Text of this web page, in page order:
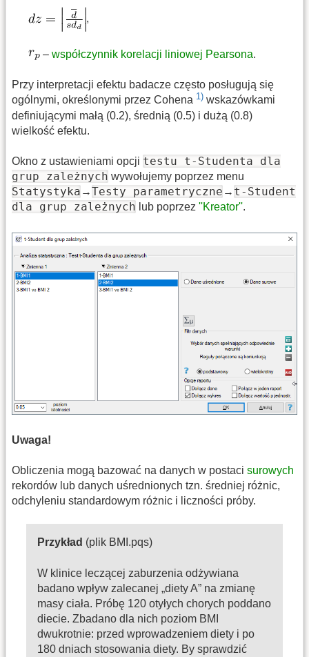
,
– współczynnik korelacji liniowej Pearsona.
Przy interpretacji efektu badacze często posługują się
ogólnymi, określonymi przez Cohena 1) wskazówkami
definiującymi małą (0.2), średnią (0.5) i dużą (0.8)
wielkość efektu.
Okno z ustawieniami opcji testu t-Studenta dla
grup zależnych wywołujemy poprzez menu
Statystyka →Testy parametryczne → t-Student
dla grup zależnych lub poprzez ''Kreator''.
Uwaga!
Obliczenia mogą bazować na danych w postaci surowych
rekordów lub danych uśrednionych tzn. średniej różnic,
odchyleniu standardowym różnic i liczności próby.
Przykład (plik BMI.pqs)
W klinice leczącej zaburzenia odżywiana
badano wpływ zalecanej „diety A” na zmianę
masy ciała. Próbę 120 otyłych chorych poddano
diecie. Zbadano dla nich poziom BMI
dwukrotnie: przed wprowadzeniem diety i po
180 dniach stosowania diety. By sprawdzić